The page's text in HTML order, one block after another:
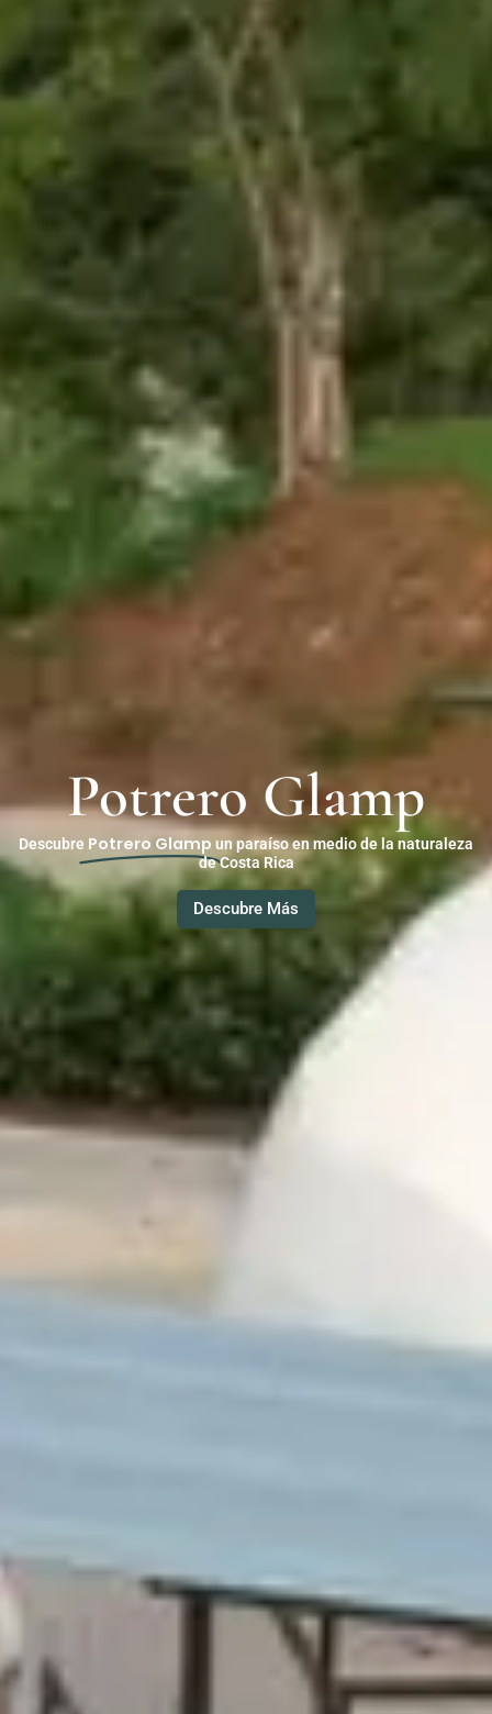
Potrero Glamp
Descubre Potrero Glamp un paraíso en medio de la naturaleza
de Costa Rica
Descubre Más